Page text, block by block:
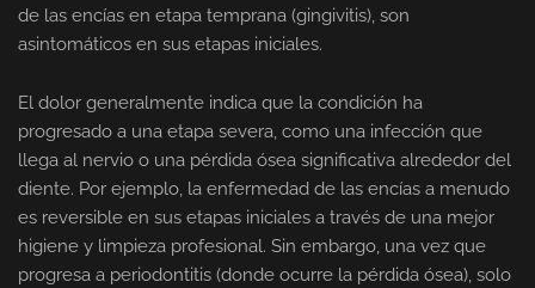
de las encías en etapa temprana (gingivitis), son
asintomáticos en sus etapas iniciales.
El dolor generalmente indica que la condición ha
progresado a una etapa severa, como una infección que
llega al nervio o una pérdida ósea significativa alrededor del
diente. Por ejemplo, la enfermedad de las encías a menudo
es reversible en sus etapas iniciales a través de una mejor
higiene y limpieza profesional. Sin embargo, una vez que
progresa a periodontitis (donde ocurre la pérdida ósea), solo